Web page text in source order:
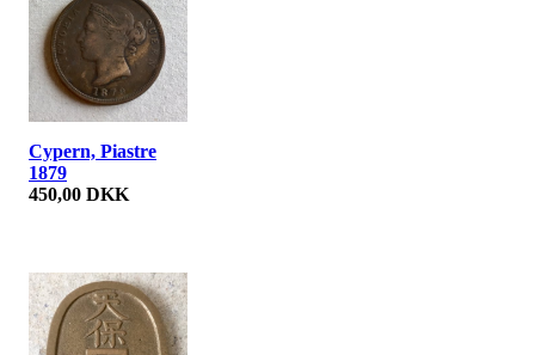
Cypern, Piastre
1879
450,00 DKK